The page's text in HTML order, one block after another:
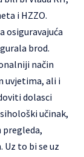
i HZZO.
osiguravajuća
brod.
način
uvjetima, ali i
dolasci
učinak,
to bi se uz